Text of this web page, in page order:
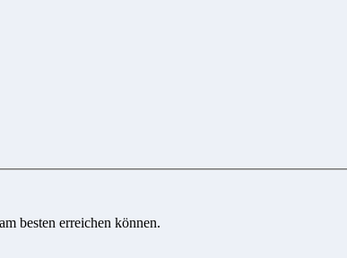
besten erreichen können.